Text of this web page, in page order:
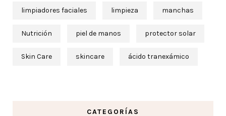
limpiadores faciales limpieza manchas
Nutrición piel de manos protector solar
Skin Care skincare ácido tranexámico
CATEGORÍAS